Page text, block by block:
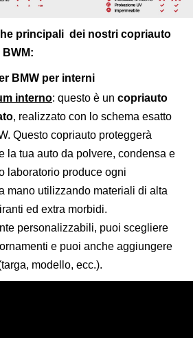
principali dei nostri copriauto
BMW per interni
interno: questo è un copriauto
, realizzato con lo schema esatto
Questo copriauto proteggerà
la tua auto da polvere, condensa e
laboratorio produce ogni
mano utilizzando materiali di alta
ed extra morbidi.
personalizzabili, puoi scegliere
e puoi anche aggiungere
modello, ecc.).